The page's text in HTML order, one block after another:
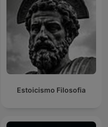
Estoicismo Filosofia